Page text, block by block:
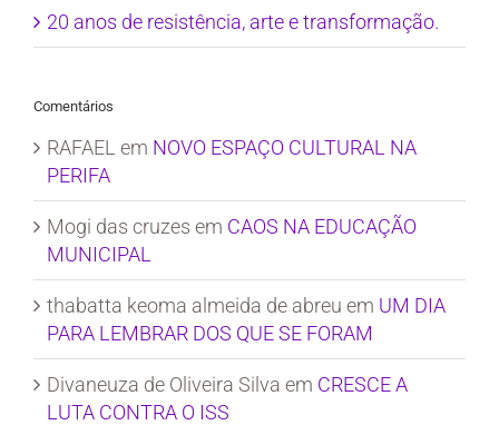
20 anos de resistência, arte e transformação.
Comentários
RAFAEL em NOVO ESPAÇO CULTURAL NA
PERIFA
Mogi das cruzes em CAOS NA EDUCAÇÃO
MUNICIPAL
thabatta keoma almeida de abreu em UM DIA
PARA LEMBRAR DOS QUE SE FORAM
Divaneuza de Oliveira Silva em CRESCE A
LUTA CONTRA O ISS